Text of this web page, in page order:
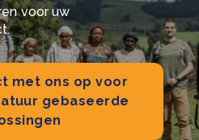
voor uw
met ons op voor
gebaseerde